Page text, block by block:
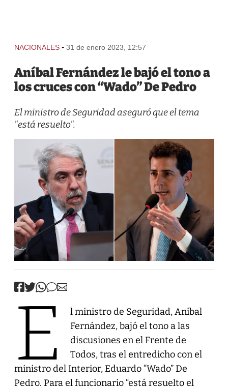
NACIONALES - 31 de enero 2023, 12:57
Aníbal Fernández le bajó el tono a
los cruces con “Wado” De Pedro
El ministro de Seguridad aseguró que el tema
"está resuelto".
E
l ministro de Seguridad, Aníbal
Fernández, bajó el tono a las
discusiones en el Frente de
Todos, tras el entredicho con el
ministro del Interior, Eduardo “Wado” De
Pedro. Para el funcionario “está resuelto el